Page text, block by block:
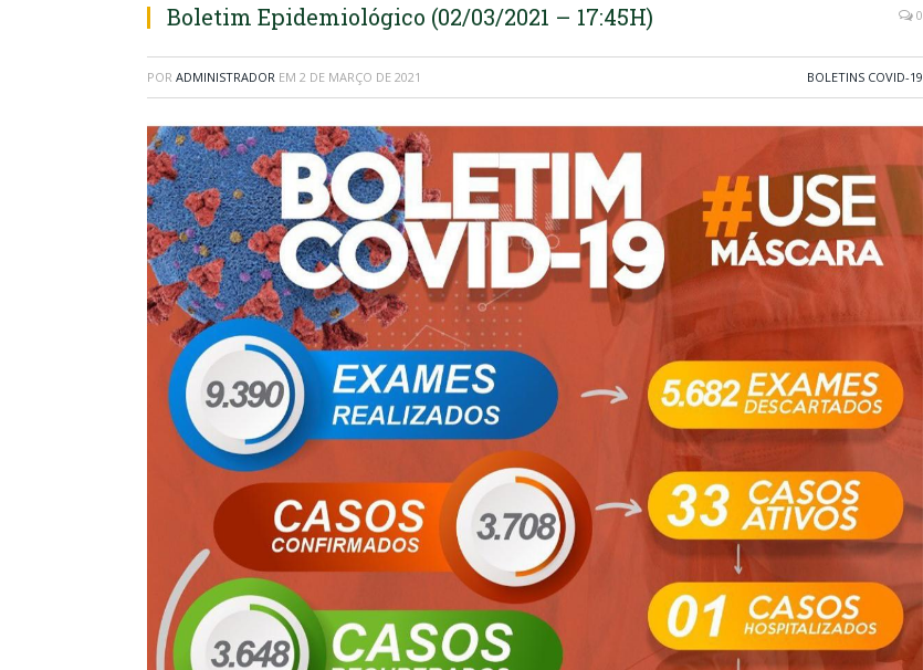
Boletim Epidemiológico (02/03/2021 – 17:45H) 0
POR ADMINISTRADOR EM 2 DE MARÇO DE 2021 BOLETINS COVID-19